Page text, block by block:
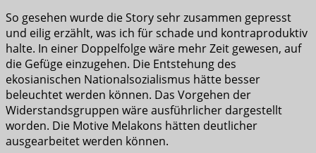
So gesehen wurde die Story sehr zusammen gepresst
und eilig erzählt, was ich für schade und kontraproduktiv
halte. In einer Doppelfolge wäre mehr Zeit gewesen, auf
die Gefüge einzugehen. Die Entstehung des
ekosianischen Nationalsozialismus hätte besser
beleuchtet werden können. Das Vorgehen der
Widerstandsgruppen wäre ausführlicher dargestellt
worden. Die Motive Melakons hätten deutlicher
ausgearbeitet werden können.